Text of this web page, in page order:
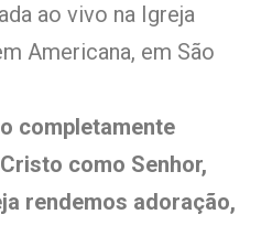
ao vivo na Igreja
Americana, em São
completamente
como Senhor,
rendemos adoração,